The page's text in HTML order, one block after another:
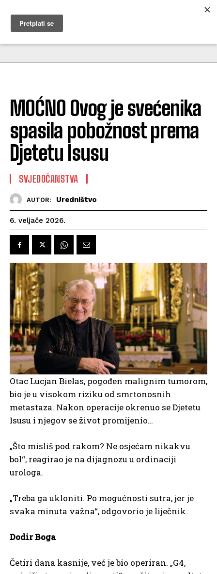
MUŽEVNI BUDITE
MOĆNO Ovog je svećenika
spasila pobožnost prema
Djetetu Isusu
SVJEDOČANSTVA
AUTOR: Uredništvo
6. veljače 2026.
Otac Lucjan Bielas, pogođen malignim tumorom,
bio je u visokom riziku od smrtonosnih
metastaza. Nakon operacije okrenuo se Djetetu
Isusu i njegov se život promijenio…
„Što misliš pod rakom? Ne osjećam nikakvu
bol“, reagirao je na dijagnozu u ordinaciji
urologa.
„Treba ga ukloniti. Po mogućnosti sutra, jer je
svaka minuta važna“, odgovorio je liječnik.
Dodir Boga
Četiri dana kasnije, već je bio operiran. „G4,